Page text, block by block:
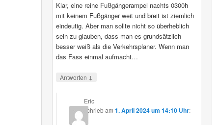
Klar, eine reine Fußgängerampel nachts 0300h
mit keinem Fußgänger weit und breit ist ziemlich
eindeutig. Aber man sollte nicht so überheblich
sein zu glauben, dass man es grundsätzlich
besser weiß als die Verkehrsplaner. Wenn man
das Fass einmal aufmacht…
Antworten ↓
Eric
schriebam1. April 2024 um 14:10 Uhr: